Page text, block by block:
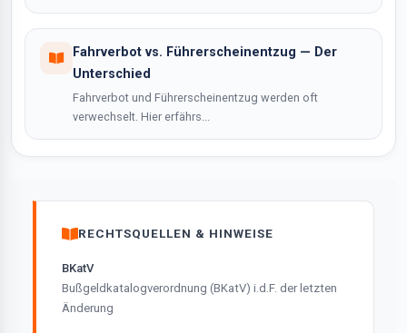
Fahrverbot vs. Führerscheinentzug — Der
Unterschied
Fahrverbot und Führerscheinentzug werden oft
verwechselt. Hier erfährs...
RECHTSQUELLEN & HINWEISE
BKatV
Bußgeldkatalogverordnung (BKatV) i.d.F. der letzten
Änderung